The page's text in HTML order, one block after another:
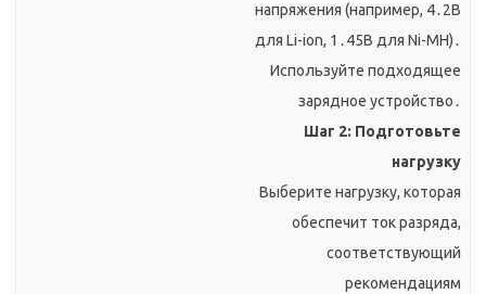
напряжения (например, 4․2В
для Li-ion, 1․45В для Ni-MH)․
Используйте подходящее
зарядное устройство․
Шаг 2: Подготовьте
нагрузку
Выберите нагрузку, которая
обеспечит ток разряда,
соответствующий
рекомендациям